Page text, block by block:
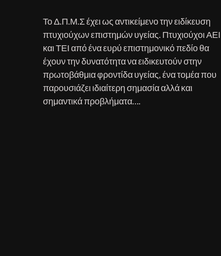
Το Δ.Π.Μ.Σ έχει ως αντικείμενο την ειδίκευση
πτυχιούχων επιστημών υγείας. Πτυχιούχοι ΑΕΙ
και ΤΕΙ από ένα ευρύ επιστημονικό πεδίο θα
έχουν την δυνατότητα να ειδικευτούν στην
πρωτοβάθμια φροντίδα υγείας, ένα τομέα που
παρουσιάζει ιδιαίτερη σημασία αλλά και
σημαντικά προβλήματα….